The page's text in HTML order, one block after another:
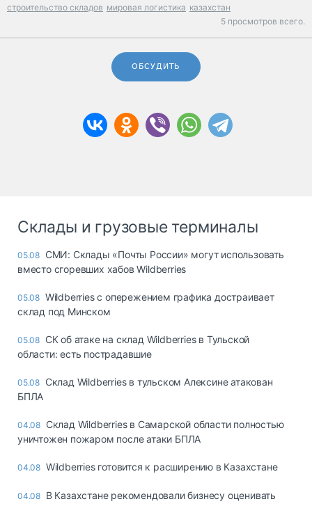
строительство складов мировая логистика казахстан
5 просмотров всего.
ОБСУДИТЬ
Склады и грузовые терминалы
05.08 СМИ: Склады «Почты России» могут использовать
вместо сгоревших хабов Wildberries
05.08 Wildberries с опережением графика достраивает
склад под Минском
05.08 СК об атаке на склад Wildberries в Тульской
области: есть пострадавшие
05.08 Склад Wildberries в тульском Алексине атакован
БПЛА
04.08 Склад Wildberries в Самарской области полностью
уничтожен пожаром после атаки БПЛА
04.08 Wildberries готовится к расширению в Казахстане
04.08 В Казахстане рекомендовали бизнесу оценивать